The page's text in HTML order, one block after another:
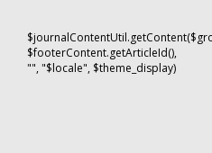
$footerContent.getArticleId(),
"", "$locale", $theme_display)